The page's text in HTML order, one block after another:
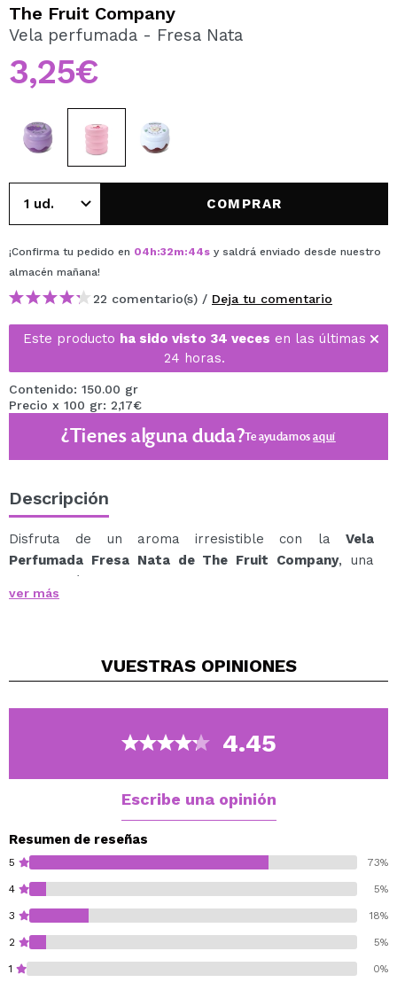
Al crear una cuenta en Maquillalia.com podrás realizar
tus compras rápidamente, revisar el estado de tus
pedidos y consultar tus operaciones anteriores.
CREAR CUENTA
The Fruit Company
Vela perfumada - Fresa Nata
3,25€
COMPRAR
¡Confirma tu pedido en 04h:32m:44s y saldrá enviado desde nuestro
almacén mañana!
22 comentario(s) / Deja tu comentario
Este producto ha sido visto 34 veces en las últimas
24 horas.
Contenido: 150.00 gr
Precio x 100 gr: 2,17€
¿Tienes alguna duda?Te ayudamosaquí
Descripción
Disfruta de un aroma irresistible con la Vela
Perfumada Fresa Nata de The Fruit Company, una
combinación deliciosa de fresa y nata que crea un
ambiente cálido, acogedor y lleno de dulzura.
desconectar o disfrutar de momentos de calma con un
Elaborada con cera vegetal y enriquecida con extractos
naturales, esta vela ofrece una combustión uniforme y
una experiencia sensorial duradera.
Salida: Notas frescas de fresa con acordes
Cuerpo: Fresas dulces con matices de pastelería.
Fondo: Vainilla y caramelo con un toque cálido y
envolvente.
ver más
VUESTRAS OPINIONES
4.45
Escribe una opinión
Resumen de reseñas
5 73%
4 5%
3 18%
2 5%
1 0%